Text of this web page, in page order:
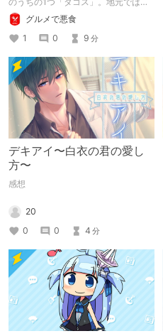
つけられなかった男が広島で探す旅を
お送りします。ねくすと5月のテーマ
「お出かけの記録」。
グルメで悪食
1
0 9 分
デキアイ〜白衣の君の愛し
方〜
感想
20
0
0 4 分